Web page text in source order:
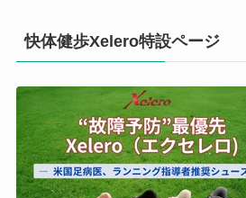
快体健歩Xelero特設ページ